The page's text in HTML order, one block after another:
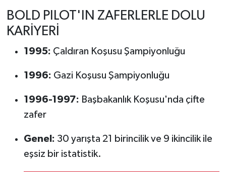
BOLD PILOT'IN ZAFERLERLE DOLU
KARİYERİ
1995: Çaldıran Koşusu Şampiyonluğu
1996: Gazi Koşusu Şampiyonluğu
1996-1997: Başbakanlık Koşusu'nda çifte
zafer
Genel: 30 yarışta 21 birincilik ve 9 ikincilik ile
eşsiz bir istatistik.